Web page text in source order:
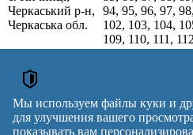
Почтовые индексы Украины.
Черкаський р-н,
Черкаська обл.
94, 95, 96, 97,
102, 103, 104,
109, 110, 111,
116, 117, 118,
137, 138, 139,
144, 145, 146,
Мы используем файлы куки и
для улучшения вашего
показывать вам